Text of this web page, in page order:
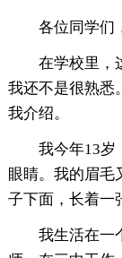
各位同学们
在学校里，
我还不是很熟悉
我介绍。
我今年13岁
眼睛。我的眉毛
子下面，长着一
我生活在一